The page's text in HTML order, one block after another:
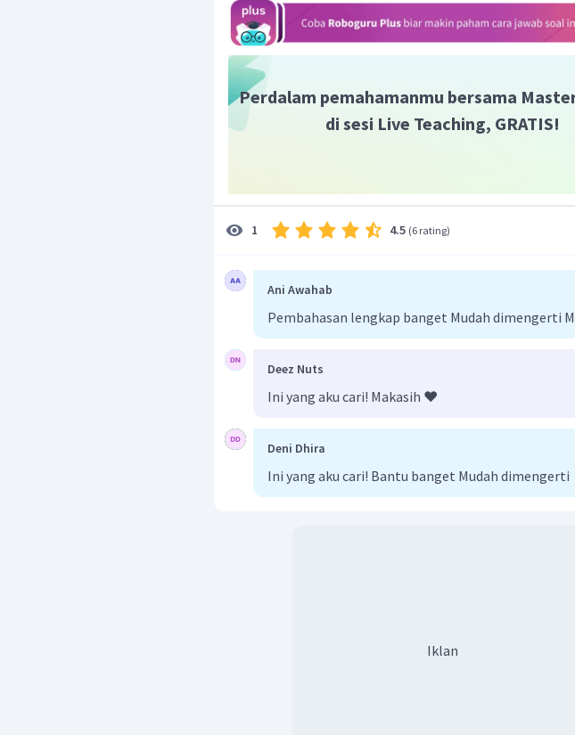
sisi-sisi yang bersesuaian diperoleh panjang GF:
Sehingga panjang EF adalah
Oleh karena itu, jawaban yang benar adalah C.
Perdalam pemahamanmu bersama
di sesi Live Teaching, GRATIS!
1 4.5 (6 rating)
Ani Awahab
Pembahasan lengkap banget Mudah dimengerti
Deez Nuts
Ini yang aku cari! Makasih ❤️
Deni Dhira
Ini yang aku cari! Bantu banget Mudah dimengerti
Iklan